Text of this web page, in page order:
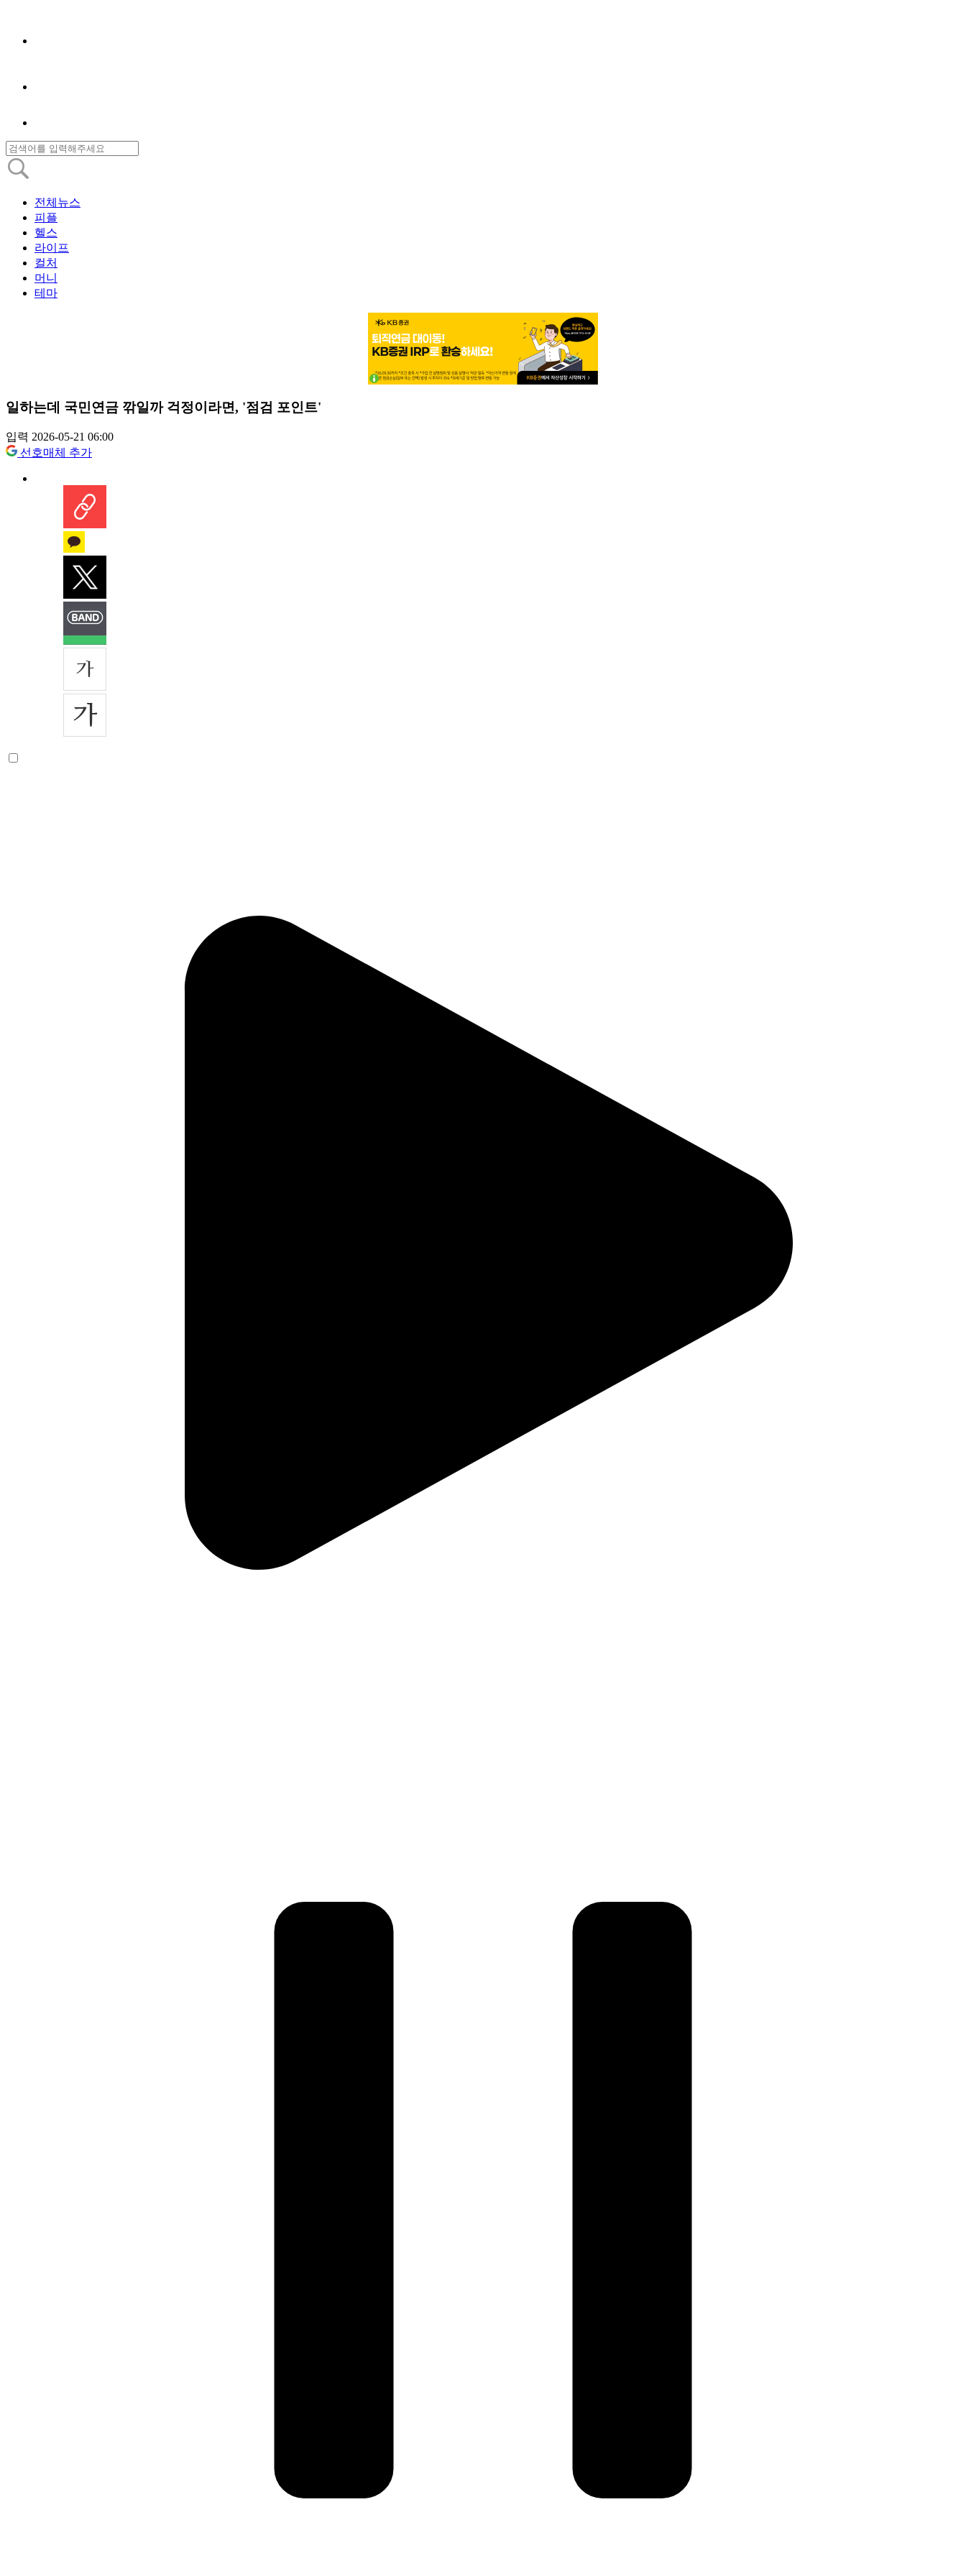
전체뉴스
피플
헬스
라이프
컬처
머니
테마
일하는데 국민연금 깎일까 걱정이라면, '점검 포인트'
입력 2026-05-21 06:00
선호매체 추가